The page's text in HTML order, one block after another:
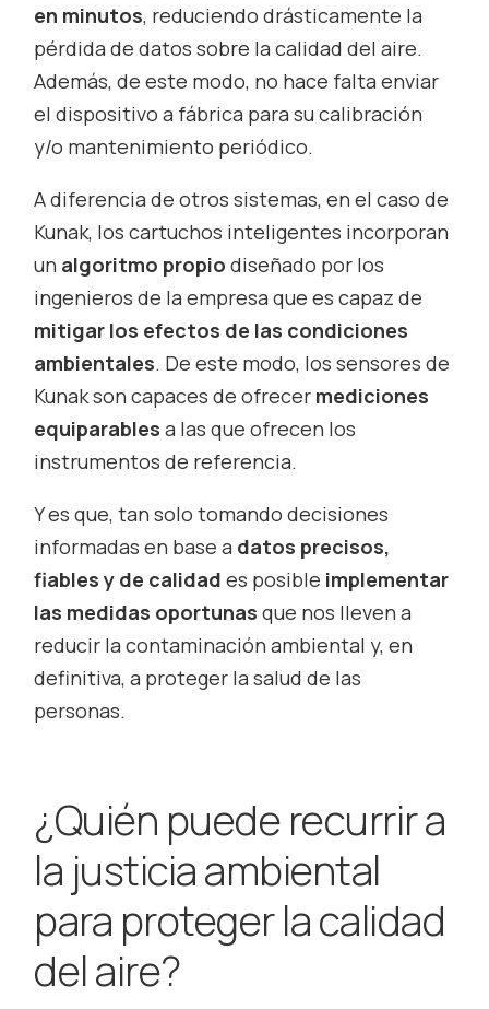
en minutos, reduciendo drásticamente la
pérdida de datos sobre la calidad del aire.
Además, de este modo, no hace falta enviar
el dispositivo a fábrica para su calibración
y/o mantenimiento periódico.
A diferencia de otros sistemas, en el caso de
Kunak, los cartuchos inteligentes incorporan
un algoritmo propiodiseñado por los
ingenieros de la empresa que es capaz de
mitigar los efectos de las condiciones
ambientales. De este modo, los sensores de
Kunak son capaces de ofrecer mediciones
equiparablesa las que ofrecen los
instrumentos de referencia.
Y es que, tan solo tomando decisiones
informadas en base a datos precisos,
fiables y de calidades posible implementar
las medidas oportunasque nos lleven a
reducir la contaminación ambiental y, en
definitiva, a proteger la salud de las
personas.
¿Quién puede recurrir a
la justicia ambiental
para proteger la calidad
del aire?